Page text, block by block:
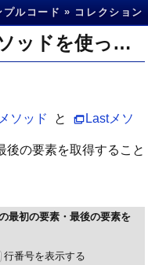
ルコード コレクション
Firstメソッド・Lastメソッドを使ってListの最初の要素・最後の要素を参照する
ソッド と Lastメソ
後の要素を取得すること
最初の要素・最後の要素を
行番号を表示する